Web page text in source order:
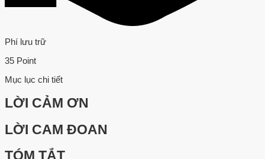
Phí lưu trữ
35 Point
Mục lục chi tiết
LỜI CẢM ƠN
LỜI CAM ĐOAN
TÓM TẮT